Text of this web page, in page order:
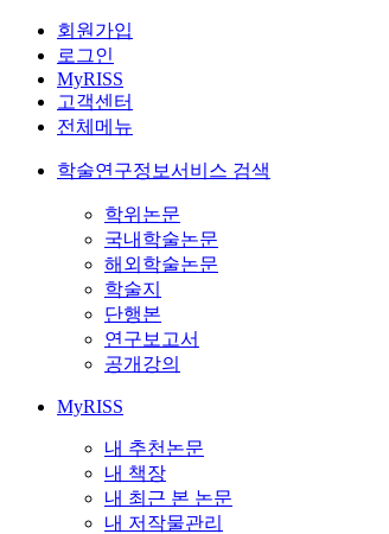
회원가입
로그인
MyRISS
고객센터
전체메뉴
학술연구정보서비스 검색
학위논문
국내학술논문
해외학술논문
학술지
단행본
연구보고서
공개강의
MyRISS
내 추천논문
내 책장
내 최근 본 논문
내 저작물관리